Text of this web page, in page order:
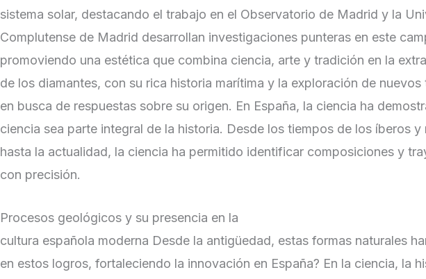
sistema solar, destacando el trabajo en el Observatorio de Madrid y la
Complutense de Madrid desarrollan investigaciones punteras en este
promoviendo una estética que combina ciencia, arte y tradición en la
de los diamantes, con su rica historia marítima y la exploración de nuevos
en busca de respuestas sobre su origen. En España, la ciencia ha
ciencia sea parte integral de la historia. Desde los tiempos de los íberos y
hasta la actualidad, la ciencia ha permitido identificar composiciones y
con precisión.
Procesos geológicos y su presencia en la
cultura española moderna Desde la antigüedad, estas formas naturales
en estos logros, fortaleciendo la innovación en España? En la ciencia, la